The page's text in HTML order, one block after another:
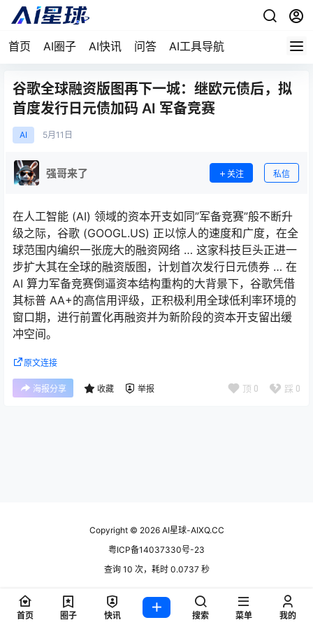
首页 AI圈子 AI快讯 问答 AI工具导航
谷歌全球融资版图再下一城：继欧元债后，拟
首度发行日元债加码 AI 军备竞赛
AI 5月 11日
强哥来了 关注 私信
在人工智能 (AI) 领域的资本开支如同”军备竞赛”般不断升
级之际，谷歌 (GOOGL.US) 正以惊人的速度和广度，在全
球范围内编织一张庞大的融资网络 … 这家科技巨头正进一
步扩大其在全球的融资版图，计划首次发行日元债券 … 在
AI 算力军备竞赛倒逼资本结构重构的大背景下，谷歌凭借
其标普 AA+的高信用评级，正积极利用全球低利率环境的
窗口期，进行前置化再融资并为新阶段的资本开支留出缓
冲空间。
原文连接
海报分享 收藏 举报 顶 0 踩 0
Copyright © 2026AI星球-AIXQ.CC
粤ICP备14037330号-23
查询 10 次，耗时 0.0737 秒
首页 圈子 快讯 搜索 菜单 我的